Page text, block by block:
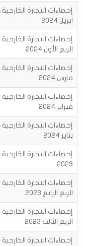
إحصاءات التجارة الخارجية،
ابريل 2024
إحصاءات التجارة الخارجية
الربع الأول 2024
إحصاءات التجارة الخارجية
مارس 2024
إحصاءات التجارة الخارجية
فبراير 2024
إحصاءات التجارة الخارجية
يناير 2024
إحصاءات التجارة الخارجية
2023
إحصاءات التجارة الخارجية
الربع الرابع 2023
إحصاءات التجارة الخارجية
الربع الثالث 2023
إحصاءات التجارة الخارجية